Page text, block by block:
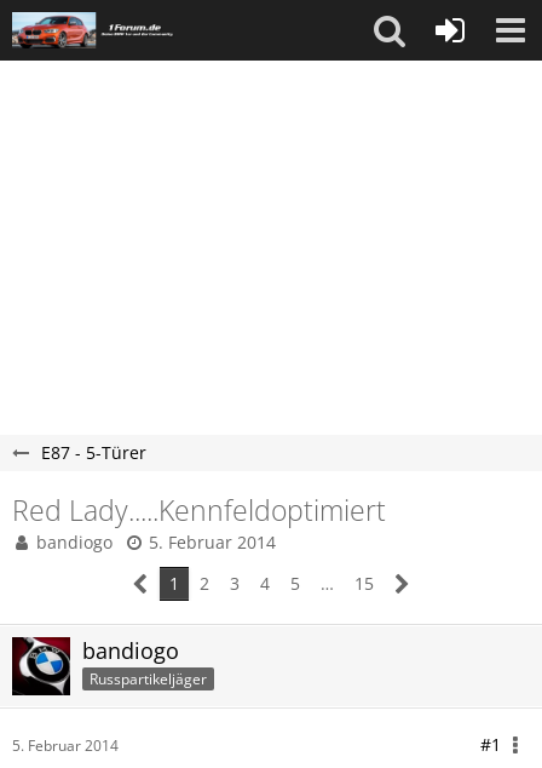
E87 - 5-Türer
Red Lady.....Kennfeldoptimiert
bandiogo
5. Februar 2014
1
2 3 4 5 … 15
bandiogo
Russpartikeljäger
5. Februar 2014 #1